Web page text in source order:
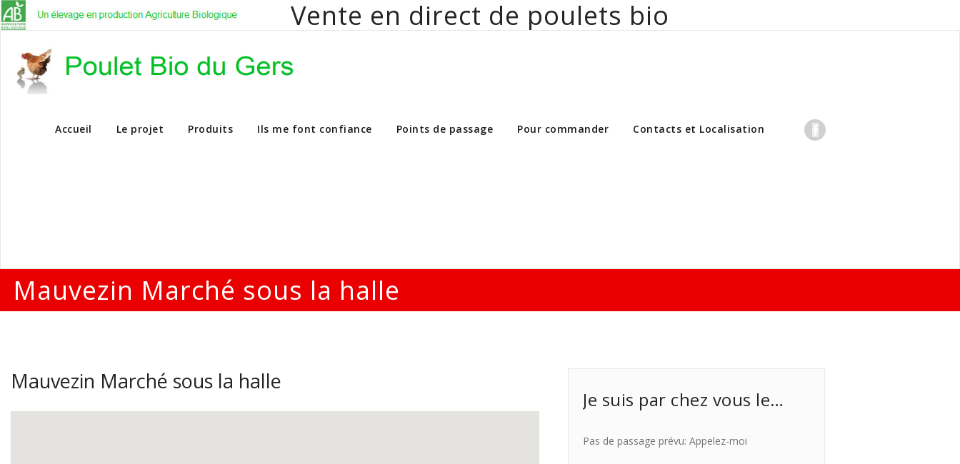
Vente en direct de poulets bio
Vente en direct de poulets bio aux particuliers et professionnels
Accueil Le projet Produits Ils me font confiance Points de passage Pour commander Contacts et Localisation
Mauvezin Marché sous la halle
Mauvezin Marché sous la halle
Je suis par chez vous le…
Pas de passage prévu: Appelez-moi